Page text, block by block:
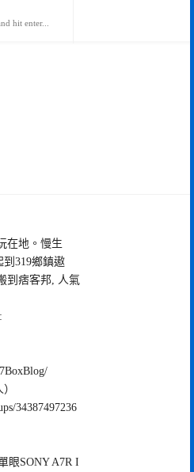
在地。慢生
319鄉鎮遨
到痞客邦, 人氣
34387497236
眼SONY A7R I